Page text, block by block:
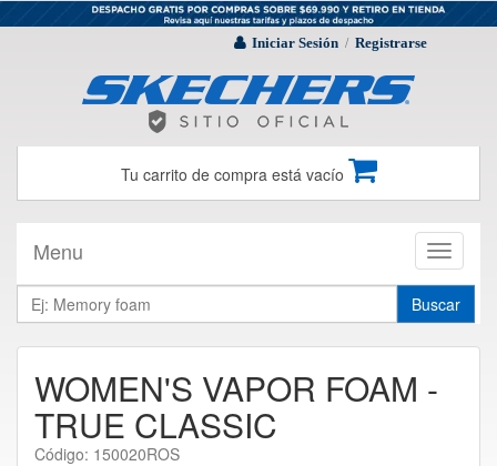
Iniciar Sesión / Registrarse
Tu carrito de compra está vacío
Toggle
Menu
Buscar
WOMEN'S VAPOR FOAM -
TRUE CLASSIC
Código: 150020ROS